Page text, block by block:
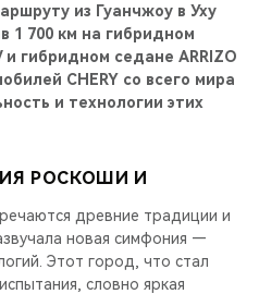
из Гуанчжоу в Уху
1 700 км на гибридном
и гибридном седане ARRIZO
CHERY со всего мира
и технологии этих
РОСКОШИ И
древние традиции и
новая симфония —
Этот город, что стал
словно яркая